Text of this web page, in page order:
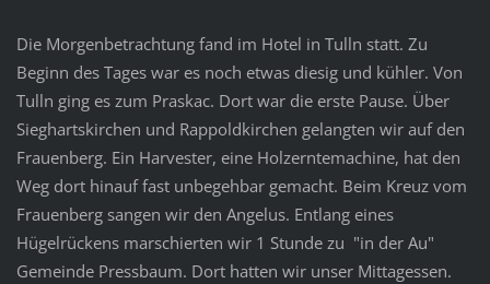
Die Morgenbetrachtung fand im Hotel in Tulln statt. Zu
Beginn des Tages war es noch etwas diesig und kühler. Von
Tulln ging es zum Praskac. Dort war die erste Pause. Über
Sieghartskirchen und Rappoldkirchen gelangten wir auf den
Frauenberg. Ein Harvester, eine Holzerntemachine, hat den
Weg dort hinauf fast unbegehbar gemacht. Beim Kreuz vom
Frauenberg sangen wir den Angelus. Entlang eines
Hügelrückens marschierten wir 1 Stunde zu "in der Au"
Gemeinde Pressbaum. Dort hatten wir unser Mittagessen.